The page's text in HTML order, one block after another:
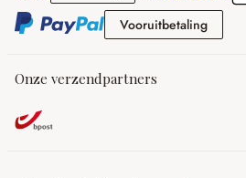
Vooruitbetaling
Onze verzendpartners